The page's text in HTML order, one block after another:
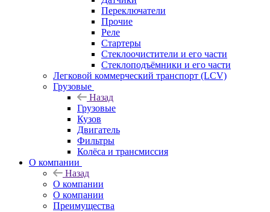
Переключатели
Прочие
Реле
Стартеры
Стеклоочистители и его части
Стеклоподъёмники и его части
Легковой коммерческий транспорт (LCV)
Грузовые
Назад
Грузовые
Кузов
Двигатель
Фильтры
Колёса и трансмиссия
О компании
Назад
О компании
О компании
Преимущества